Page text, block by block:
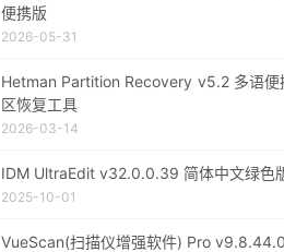
便携版
2026-05-31
Hetman Partition Recovery v5.2 多语便
区恢复工具
2026-03-14
IDM UltraEdit v32.0.0.39 简体中文绿色
2025-10-01
VueScan(扫描仪增强软件) Pro